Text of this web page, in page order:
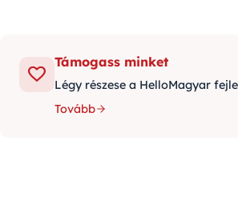
Támogass minket
Légy részese a HelloMagyar
Tovább